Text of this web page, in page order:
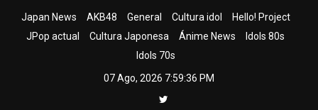
Japan News AKB48 General Cultura idol
Hello! Project
JPop actual
Cultura Japonesa Ánime News
Idols 80s
Idols 70s
07 Ago, 2026 7:59:38 PM